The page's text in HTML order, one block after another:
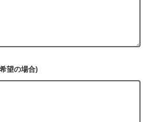
望の場合)